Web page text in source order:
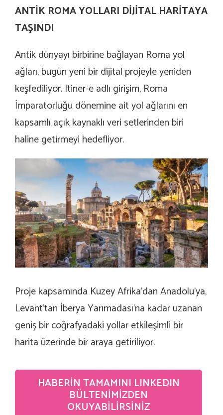
ANTİK ROMA YOLLARI DİJİTAL HARİTAYA
TAŞINDI
Antik dünyayı birbirine bağlayan Roma yol
ağları, bugün yeni bir dijital projeyle yeniden
keşfediliyor. Itiner-eadlı girişim, Roma
İmparatorluğu dönemine ait yol ağlarını en
kapsamlı açık kaynaklı veri setlerinden biri
haline getirmeyi hedefliyor.
Proje kapsamında Kuzey Afrika’dan Anadolu’ya,
Levant’tan İberya Yarımadası’na kadar uzanan
geniş bir coğrafyadaki yollar etkileşimli bir
harita üzerinde bir araya getiriliyor.
HABERIN TAMAMINI LINKEDIN
BÜLTENIMIZDEN
OKUYABILIRSINIZ